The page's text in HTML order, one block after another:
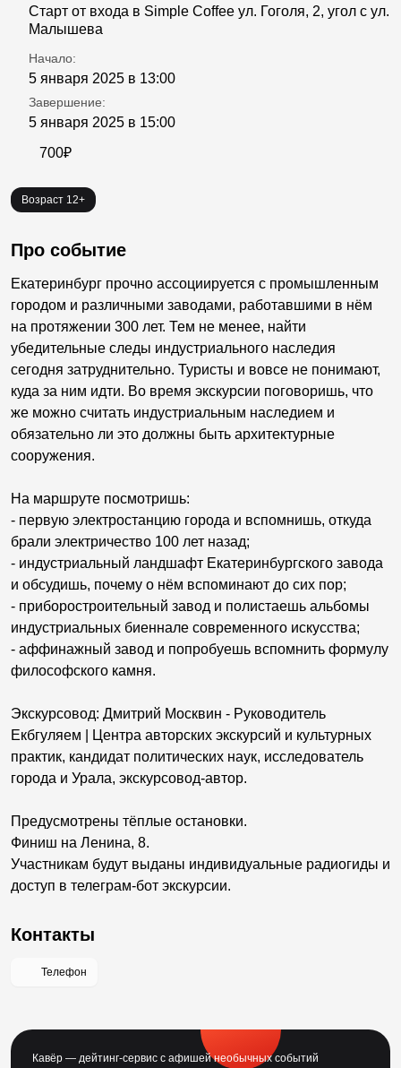
Старт от входа в Simple Coffee ул. Гоголя, 2, угол с ул.
Малышева
Начало:
5 января 2025 в 13:00
Завершение:
5 января 2025 в 15:00
700₽
Возраст 12+
Про событие
Екатеринбург прочно ассоциируется с промышленным
городом и различными заводами, работавшими в нём
на протяжении 300 лет. Тем не менее, найти
убедительные следы индустриального наследия
сегодня затруднительно. Туристы и вовсе не понимают,
куда за ним идти. Во время экскурсии поговоришь, что
же можно считать индустриальным наследием и
обязательно ли это должны быть архитектурные
сооружения.
На маршруте посмотришь:
- первую электростанцию города и вспомнишь, откуда
брали электричество 100 лет назад;
- индустриальный ландшафт Екатеринбургского завода
и обсудишь, почему о нём вспоминают до сих пор;
- приборостроительный завод и полистаешь альбомы
индустриальных биеннале современного искусства;
- аффинажный завод и попробуешь вспомнить формулу
философского камня.
Экскурсовод: Дмитрий Москвин - Руководитель
Екбгуляем | Центра авторских экскурсий и культурных
практик, кандидат политических наук, исследователь
города и Урала, экскурсовод-автор.
Предусмотрены тёплые остановки.
Финиш на Ленина, 8.
Участникам будут выданы индивидуальные радиогиды и
доступ в телеграм-бот экскурсии.
Контакты
Телефон
Кавёр — дейтинг-сервис с афишей необычных событий